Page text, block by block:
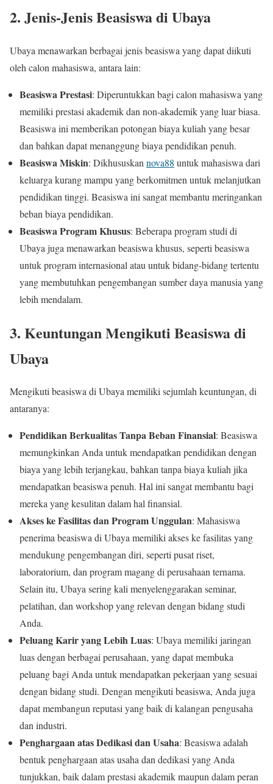
2. Jenis-Jenis Beasiswa di Ubaya
Ubaya menawarkan berbagai jenis beasiswa yang dapat diikuti
oleh calon mahasiswa, antara lain:
Beasiswa Prestasi: Diperuntukkan bagi calon mahasiswa yang
memiliki prestasi akademik dan non-akademik yang luar biasa.
Beasiswa ini memberikan potongan biaya kuliah yang besar
dan bahkan dapat menanggung biaya pendidikan penuh.
Beasiswa Miskin: Dikhususkan nova88 untuk mahasiswa dari
keluarga kurang mampu yang berkomitmen untuk melanjutkan
pendidikan tinggi. Beasiswa ini sangat membantu meringankan
beban biaya pendidikan.
Beasiswa Program Khusus: Beberapa program studi di
Ubaya juga menawarkan beasiswa khusus, seperti beasiswa
untuk program internasional atau untuk bidang-bidang tertentu
yang membutuhkan pengembangan sumber daya manusia yang
lebih mendalam.
3. Keuntungan Mengikuti Beasiswa di
Ubaya
Mengikuti beasiswa di Ubaya memiliki sejumlah keuntungan, di
antaranya:
Pendidikan Berkualitas Tanpa Beban Finansial: Beasiswa
memungkinkan Anda untuk mendapatkan pendidikan dengan
biaya yang lebih terjangkau, bahkan tanpa biaya kuliah jika
mendapatkan beasiswa penuh. Hal ini sangat membantu bagi
mereka yang kesulitan dalam hal finansial.
Akses ke Fasilitas dan Program Unggulan: Mahasiswa
penerima beasiswa di Ubaya memiliki akses ke fasilitas yang
mendukung pengembangan diri, seperti pusat riset,
laboratorium, dan program magang di perusahaan ternama.
Selain itu, Ubaya sering kali menyelenggarakan seminar,
pelatihan, dan workshop yang relevan dengan bidang studi
Anda.
Peluang Karir yang Lebih Luas: Ubaya memiliki jaringan
luas dengan berbagai perusahaan, yang dapat membuka
peluang bagi Anda untuk mendapatkan pekerjaan yang sesuai
dengan bidang studi. Dengan mengikuti beasiswa, Anda juga
dapat membangun reputasi yang baik di kalangan pengusaha
dan industri.
Penghargaan atas Dedikasi dan Usaha: Beasiswa adalah
bentuk penghargaan atas usaha dan dedikasi yang Anda
tunjukkan, baik dalam prestasi akademik maupun dalam peran